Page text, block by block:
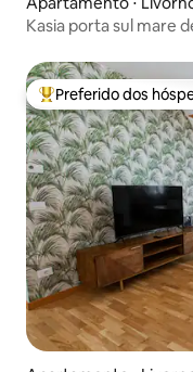
Kasia porta sul mare
Entre os melhores
Preferido dos